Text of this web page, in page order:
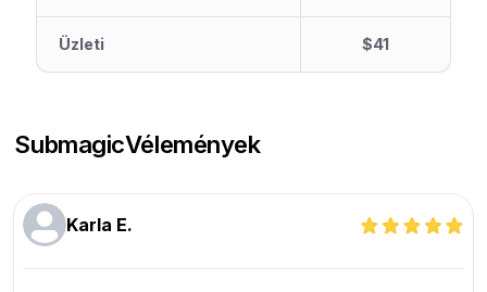
Üzleti $41
SubmagicVélemények
Karla E.